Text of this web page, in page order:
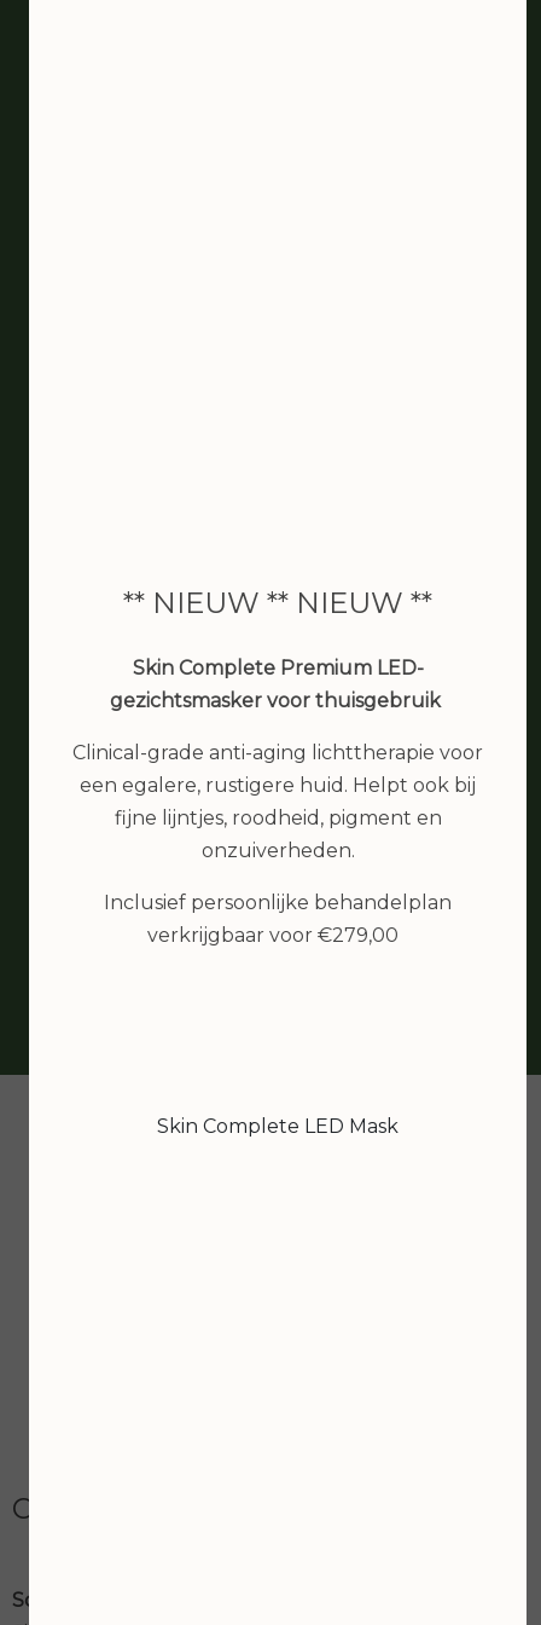
bea van den berg
IK ben erg tevreden met de
behandeling. Heb een goede
schoonheidsspecialiste gevonden, waar
ik een tijdje op zoek was. En zo dicht bij
Contact & locatie
Schoonheidssalon Joan SkinCare
** NIEUW ** NIEUW **
Skin Complete Premium LED-
gezichtsmasker voor thuisgebruik
Clinical-grade anti-aging lichttherapie voor
een egalere, rustigere huid. Helpt ook bij
fijne lijntjes, roodheid, pigment en
onzuiverheden.
Inclusief persoonlijke behandelplan
verkrijgbaar voor €279,00
Skin Complete LED Mask